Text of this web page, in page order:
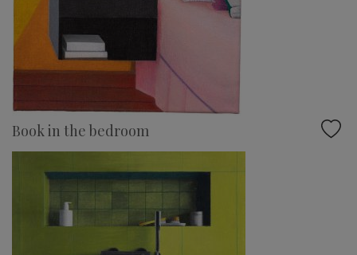
Book in the bedroom